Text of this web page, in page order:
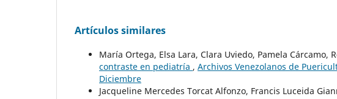
Artículos similares
María Ortega, Elsa Lara, Clara Uviedo, Pamela Cárcamo,
contraste en pediatría , Archivos Venezolanos de
Diciembre
Jacqueline Mercedes Torcat Alfonzo, Francis Luceida